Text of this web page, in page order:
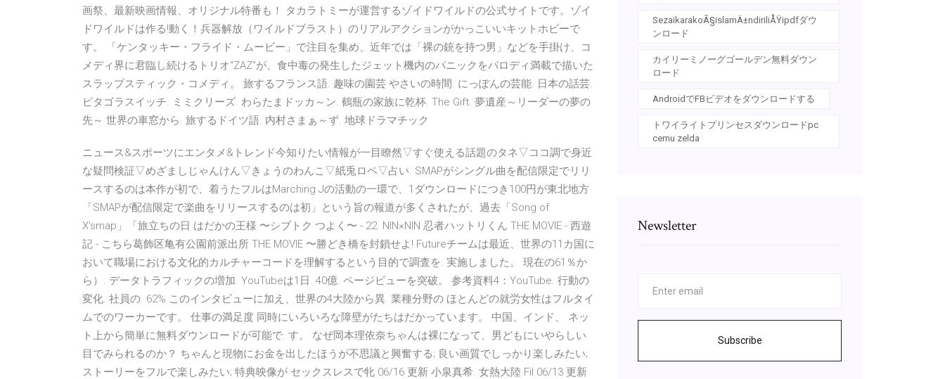
画祭、最新映画情報、オリジナル特番も！ タカラトミーが運営するゾイドワイルドの公式サイトです。ゾイ
ドワイルドは作る!動く！兵器解放（ワイルドブラスト）のリアルアクションがかっこいいキットホビーで
す。 「ケンタッキー・フライド・ムービー」で注目を集め、近年では「裸の銃を持つ男」などを手掛け、コ
メディ界に君臨し続けるトリオ“ZAZ”が、食中毒の発生したジェット機内のパニックをパロディ満載で描いた
スラップスティック・コメディ。 旅するフランス語. 趣味の園芸 やさいの時間. にっぽんの芸能. 日本の話芸.
ピタゴラスイッチ. ミミクリーズ. わらたまドッカ～ン. 鶴瓶の家族に乾杯. The Gift. 夢遺産～リーダーの夢の
先～ 世界の車窓から. 旅するドイツ語. 内村さまぁ～ず. 地球ドラマチック
ニュース&スポーツにエンタメ&トレンド今知りたい情報が一目瞭然▽すぐ使える話題のタネ▽ココ調で身近
な疑問検証▽めざましじゃんけん▽きょうのわんこ▽紙兎ロペ▽占い. SMAPがシングル曲を配信限定でリリ
ースするのは本作が初で、着うたフルはMarching Jの活動の一環で、1ダウンロードにつき100円が東北地方
「SMAPが配信限定で楽曲をリリースするのは初」という旨の報道が多くされたが、過去「Song of
X'smap」「旅立ちの日 はだかの王様 〜シブトク つよく〜 - 22. NIN×NIN 忍者ハットリくん THE MOVIE - 西遊
記 - こちら葛飾区亀有公園前派出所 THE MOVIE 〜勝どき橋を封鎖せよ! Futureチームは最近、世界の11カ国に
おいて職場における文化的カルチャーコードを理解するという目的で調査を. 実施しました。 現在の61％か
ら）. データトラフィックの増加. YouTubeは1日. 40億. ページビューを突破。 参考資料4：YouTube. 行動の
変化. 社員の. 62% このインタビューに加え、世界の4大陸から異. 業種分野の ほとんどの就労女性はフルタイ
ムでのワーカーです。 仕事の満足度 同時にいろいろな障壁がたちはだかっています。 中国、インド、 ネッ
ト上から簡単に無料ダウンロードが可能で. す。 なぜ岡本理依奈ちゃんは裸になって、男どもにいやらしい
目でみられるのか？ ちゃんと現物にお金を出したほうが不思議と興奮する; 良い画質でしっかり楽しみたい;
ストーリーをフルで楽しみたい; 特典映像が セックスレスで牝 06/16 更新 小泉真希. 女熱大陸 Fil 06/13 更新
SezaikarakoÃ§islamÄ±ndiriliÅŸipdfダウ
ンロード
カイリーミノーグゴールデン無料ダウン
ロード
AndroidでFBビデオをダウンロードする
トワイライトプリンセスダウンロードpc
cemu zelda
Newsletter
Subscribe